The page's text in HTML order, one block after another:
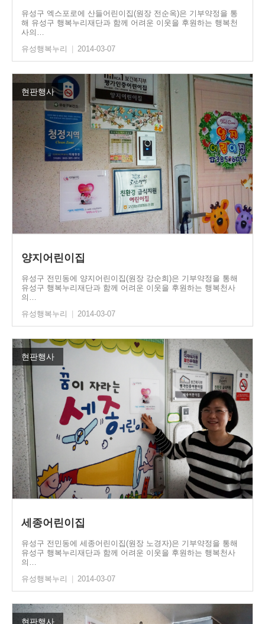
유성구 엑스포로에 산들어린이집(원장 전순옥)은 기부약정을 통
해 유성구 행복누리재단과 함께 어려운 이웃을 후원하는 행복천
사의…
유성행복누리
2014-03-07
현판행사
양지어린이집
유성구 전민동에 양지어린이집(원장 강순희)은 기부약정을 통해
유성구 행복누리재단과 함께 어려운 이웃을 후원하는 행복천사
의…
유성행복누리
2014-03-07
현판행사
세종어린이집
유성구 전민동에 세종어린이집(원장 노경자)은 기부약정을 통해
유성구 행복누리재단과 함께 어려운 이웃을 후원하는 행복천사
의…
유성행복누리
| 2014-03-07
현판행사